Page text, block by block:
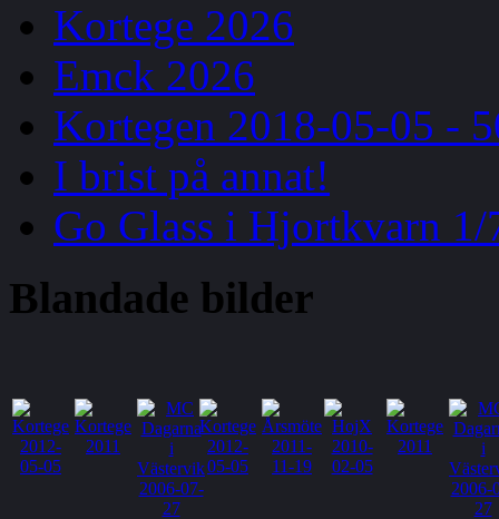
Kortege 2026
Emck 2026
Kortegen 2018-05-05 -
I brist på annat!
Go Glass i Hjortkvarn 1/
Blandade bilder